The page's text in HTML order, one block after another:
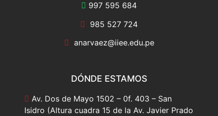
997 595 684
985 527 724
anarvaez@iiee.edu.pe
DÓNDE ESTAMOS
Av. Dos de Mayo 1502 – 0f. 403 – San
Isidro (Altura cuadra 15 de la Av. Javier Prado